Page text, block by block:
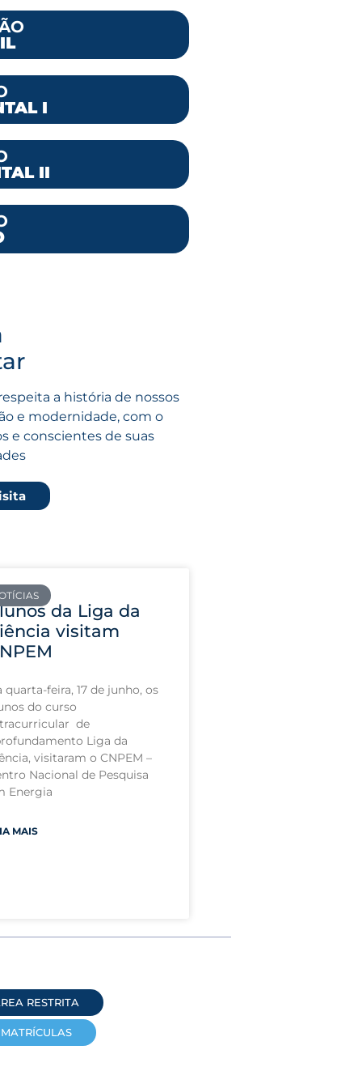
I
II
a história de nossos
e modernidade, com o
e conscientes de suas
da Liga da
visitam
quarta-feira, 17 de junho, os
do curso
de
Liga da
visitaram o CNPEM –
Nacional de Pesquisa
Energia
MAIS
RESTRITA
MATRÍCULAS